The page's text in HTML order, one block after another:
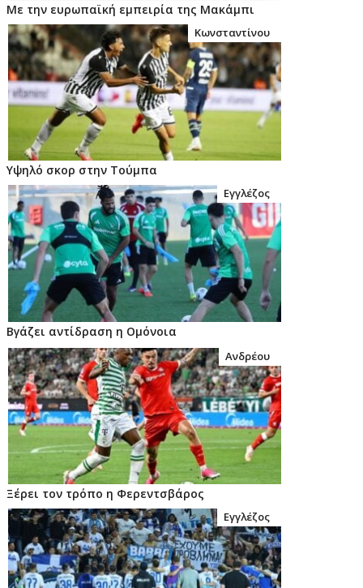
Με την ευρωπαϊκή εμπειρία της Μακάμπι
Κωνσταντίνου
Υψηλό σκορ στην Τούμπα
Εγγλέζος
Βγάζει αντίδραση η Ομόνοια
Ανδρέου
Ξέρει τον τρόπο η Φερεντσβάρος
Εγγλέζος